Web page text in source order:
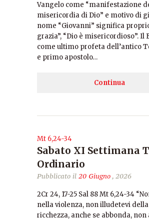
Vangelo come “manifestazione
misericordia di Dio” e motivo di
nome “Giovanni” significa
grazia”, “Dio è misericordioso”. Il
come ultimo profeta dell’antico
e primo apostolo…
Continua
Mt 6,24-34
Sabato XI Settimana
Ordinario
Pubblicato il 20 Giugno, 2026
2Cr 24, 17-25 Sal 88 Mt 6,24-34
nella violenza, non illudetevi
ricchezza, anche se abbonda,